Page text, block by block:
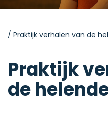
/ Praktijk verhalen van de
Praktijk
de